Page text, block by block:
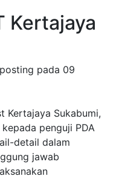
Kertajaya
pada 09
Kertajaya Sukabumi,
penguji PDA
detail dalam
jawab